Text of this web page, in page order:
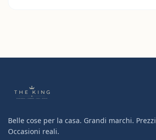
Belle cose per la casa. Grandi marchi.
Occasioni reali.